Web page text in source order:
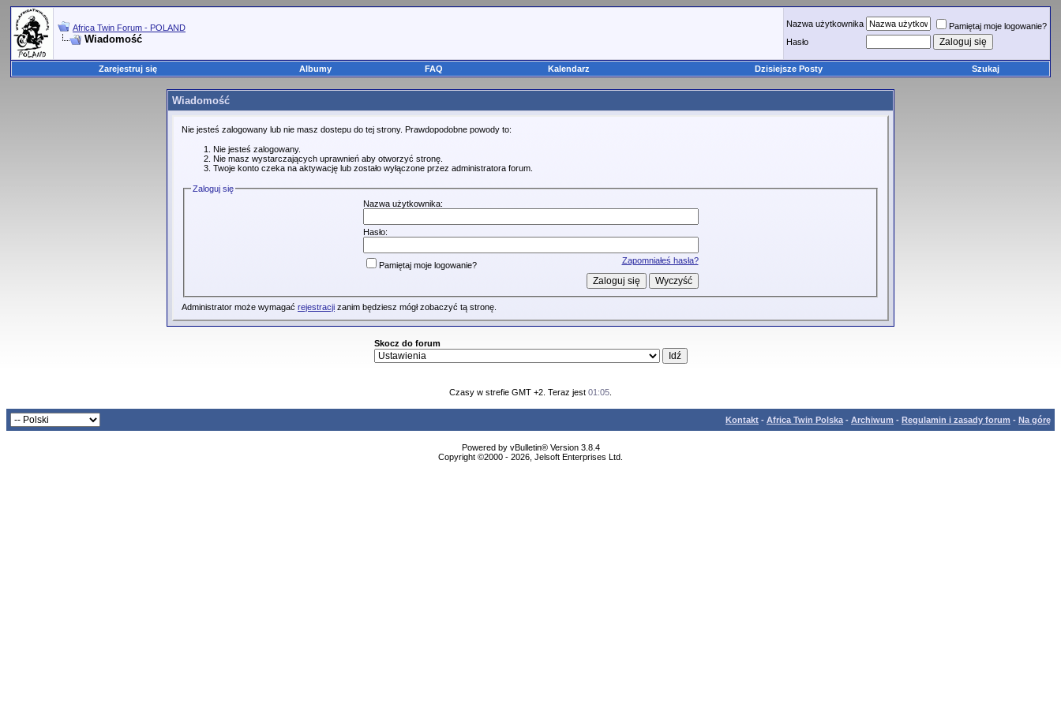
Africa Twin Forum - POLAND
Wiadomość
Nazwa użytkownika
Pamiętaj moje logowanie?
Hasło
Zarejestruj się Albumy FAQ Kalendarz Dzisiejsze Posty Szukaj
Wiadomość
Nie jesteś zalogowany lub nie masz dostepu do tej strony. Prawdopodobne powody to:
Nie jesteś zalogowany.
Nie masz wystarczających uprawnień aby otworzyć stronę.
Twoje konto czeka na aktywację lub zostało wyłączone przez administratora forum.
Zaloguj się
Nazwa użytkownika:
Hasło:
Zapomniałeś hasła?
Pamiętaj moje logowanie?
Administrator może wymagać rejestracji zanim będziesz mógł zobaczyć tą stronę.
Skocz do forum
Czasy w strefie GMT +2. Teraz jest 01:05
Kontakt - Africa Twin Polska - Archiwum - Regulamin i zasady forum - Na górę
Powered by vBulletin® Version 3.8.4
Copyright ©2000 - 2026, Jelsoft Enterprises Ltd.